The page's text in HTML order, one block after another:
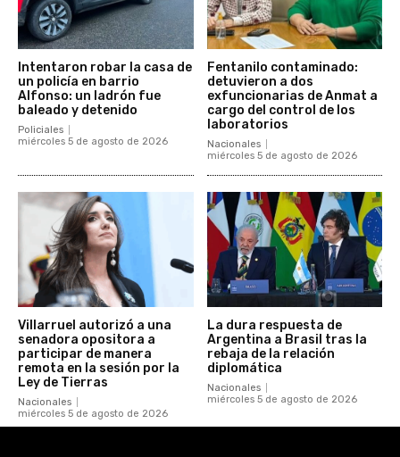
Intentaron robar la casa de
un policía en barrio
Alfonso: un ladrón fue
baleado y detenido
Policiales
miércoles 5 de agosto de 2026
Fentanilo contaminado:
detuvieron a dos
exfuncionarias de Anmat a
cargo del control de los
laboratorios
Nacionales
miércoles 5 de agosto de 2026
Villarruel autorizó a una
senadora opositora a
participar de manera
remota en la sesión por la
Ley de Tierras
Nacionales
miércoles 5 de agosto de 2026
La dura respuesta de
Argentina a Brasil tras la
rebaja de la relación
diplomática
Nacionales
miércoles 5 de agosto de 2026